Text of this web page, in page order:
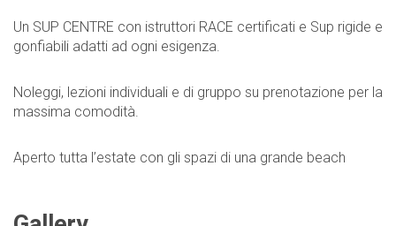
Un SUP CENTRE con istruttori RACE certificati e Sup rigide e
gonfiabili adatti ad ogni esigenza.
Noleggi, lezioni individuali e di gruppo su prenotazione per la
massima comodità.
Aperto tutta l’estate con gli spazi di una grande beach